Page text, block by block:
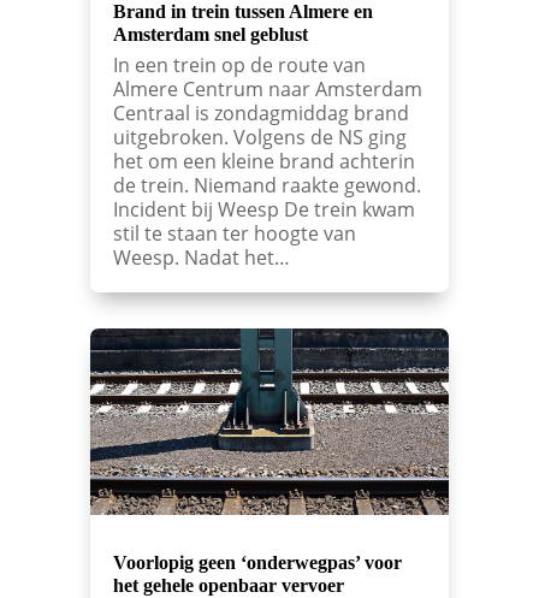
Brand in trein tussen Almere en
Amsterdam snel geblust
In een trein op de route van
Almere Centrum naar Amsterdam
Centraal is zondagmiddag brand
uitgebroken. Volgens de NS ging
het om een kleine brand achterin
de trein. Niemand raakte gewond.
Incident bij Weesp De trein kwam
stil te staan ter hoogte van
Weesp. Nadat het…
Voorlopig geen ‘onderwegpas’ voor
het gehele openbaar vervoer